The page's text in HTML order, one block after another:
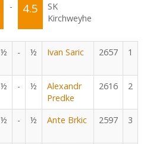
- 4.5
SK
Kirchweyhe
½ - ½ Ivan Saric 2657 1
½ - ½
Alexandr
Predke
2616 2
½ - ½ Ante Brkic 2597 3